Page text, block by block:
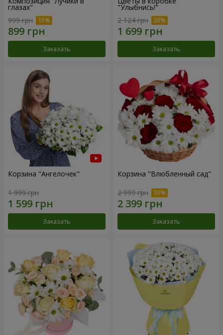
глазах"
999 грн
Заказать
"Улыбнись!"
2 124 грн
Заказать
Корзина "Ангелочек"
1 999 грн
Заказать
Корзина "Влюбленный сад"
2 999 грн
Заказать